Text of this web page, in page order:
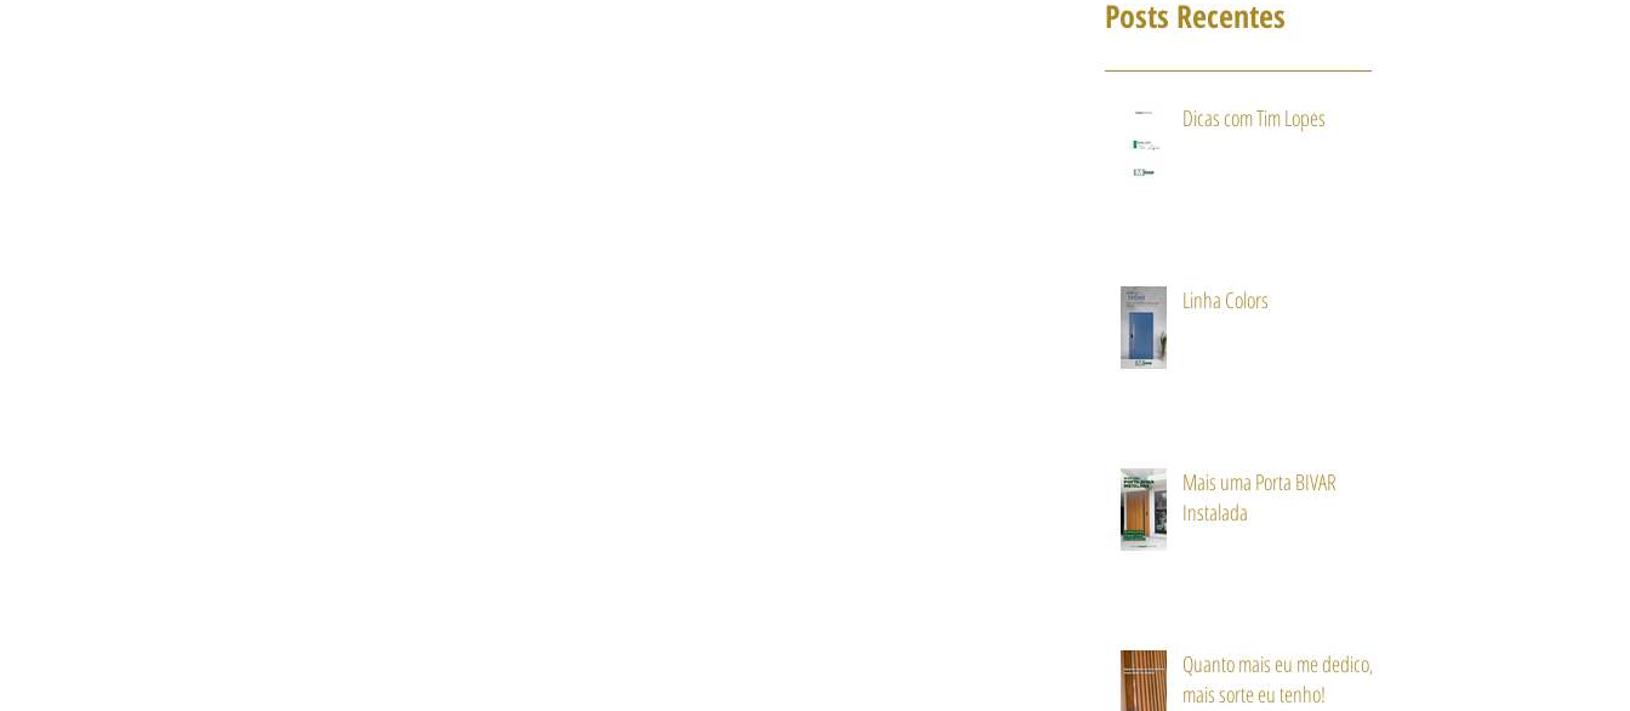
Posts Recentes
Dicas com Tim Lopes
Linha Colors
Mais uma Porta BIVAR
Instalada
Quanto mais eu me dedico,
mais sorte eu tenho!